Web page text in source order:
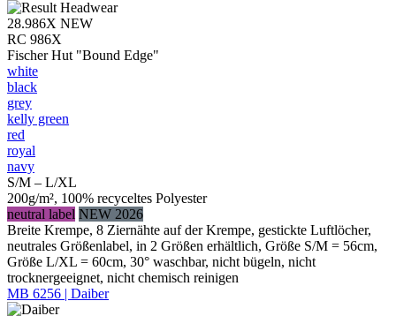
28.986X NEW
RC 986X
Fischer Hut "Bound Edge"
white
black
grey
kelly green
red
royal
navy
S/M – L/XL
200g/m², 100% recyceltes Polyester
neutral label NEW 2026
Breite Krempe, 8 Ziernähte auf der Krempe, gestickte Luftlöcher,
neutrales Größenlabel, in 2 Größen erhältlich, Größe S/M = 56cm,
Größe L/XL = 60cm, 30° waschbar, nicht bügeln, nicht
trocknergeeignet, nicht chemisch reinigen
MB 6256 | Daiber